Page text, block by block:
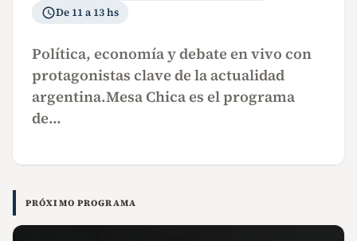
De 11 a 13 hs
Política, economía y debate en vivo con
protagonistas clave de la actualidad
argentina.Mesa Chica es el programa
de…
PRÓXIMO PROGRAMA